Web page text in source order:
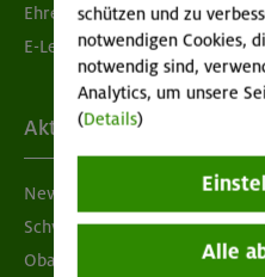
Ehrenamtsbörse
E-Learning
Aktuelles
Newsletter
Schwarzes Brett
Obacht geben!
schützen und zu
notwendigen Cookies,
notwendig sind,
Analytics, um unsere
(Details)
Alle